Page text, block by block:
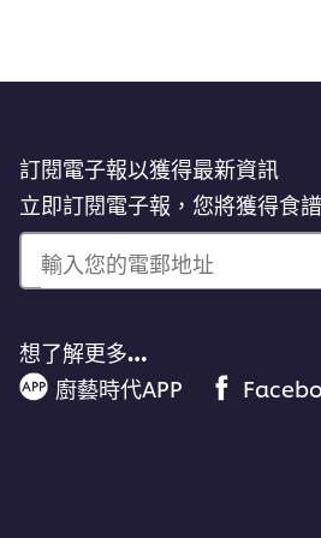
訂閱電子報以獲得最新資訊
立即訂閱電子報，您將獲得食
輸入您的電郵地址
想了解更多…
廚藝時代APP